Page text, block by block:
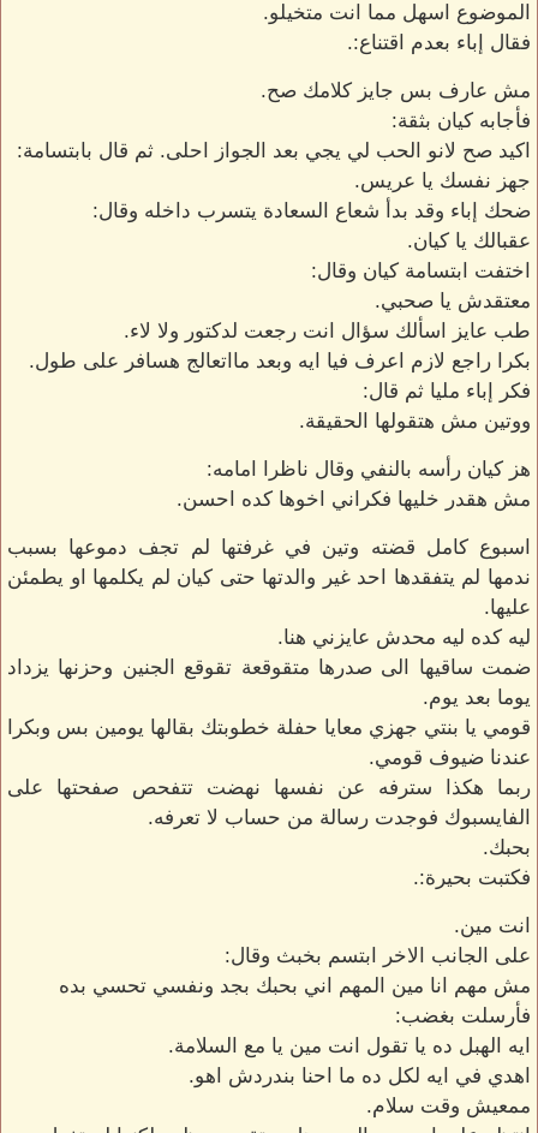
الموضوع اسهل مما انت متخيلو.
فقال إباء بعدم اقتناع:.
مش عارف بس جايز كلامك صح.
فأجابه كيان بثقة:
اكيد صح لانو الحب لي يجي بعد الجواز احلى. ثم قال بابتسامة:
جهز نفسك يا عريس.
ضحك إباء وقد بدأ شعاع السعادة يتسرب داخله وقال:
عقبالك يا كيان.
اختفت ابتسامة كيان وقال:
معتقدش يا صحبي.
طب عايز اسألك سؤال انت رجعت لدكتور ولا لاء.
بكرا راجع لازم اعرف فيا ايه وبعد مااتعالج هسافر على طول.
فكر إباء مليا ثم قال:
ووتين مش هتقولها الحقيقة.
هز كيان رأسه بالنفي وقال ناظرا امامه:
مش هقدر خليها فكراني اخوها كده احسن.
اسبوع كامل قضته وتين في غرفتها لم تجف دموعها بسبب
ندمها لم يتفقدها احد غير والدتها حتى كيان لم يكلمها او يطمئن
عليها.
ليه كده ليه محدش عايزني هنا.
ضمت ساقيها الى صدرها متقوقعة تقوقع الجنين وحزنها يزداد
يوما بعد يوم.
قومي يا بنتي جهزي معايا حفلة خطوبتك بقالها يومين بس وبكرا
عندنا ضيوف قومي.
ربما هكذا سترفه عن نفسها نهضت تتفحص صفحتها على
الفايسبوك فوجدت رسالة من حساب لا تعرفه.
بحبك.
فكتبت بحيرة:.
انت مين.
على الجانب الاخر ابتسم بخبث وقال:
مش مهم انا مين المهم اني بحبك بجد ونفسي تحسي بده
فأرسلت بغضب:
ايه الهبل ده يا تقول انت مين يا مع السلامة.
اهدي في ايه لكل ده ما احنا بندردش اهو.
ممعيش وقت سلام.